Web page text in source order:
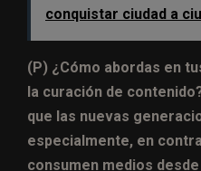
conquistar ciudad a
(P) ¿Cómo abordas en
la curación de
que las nuevas
especialmente, en
consumen medios